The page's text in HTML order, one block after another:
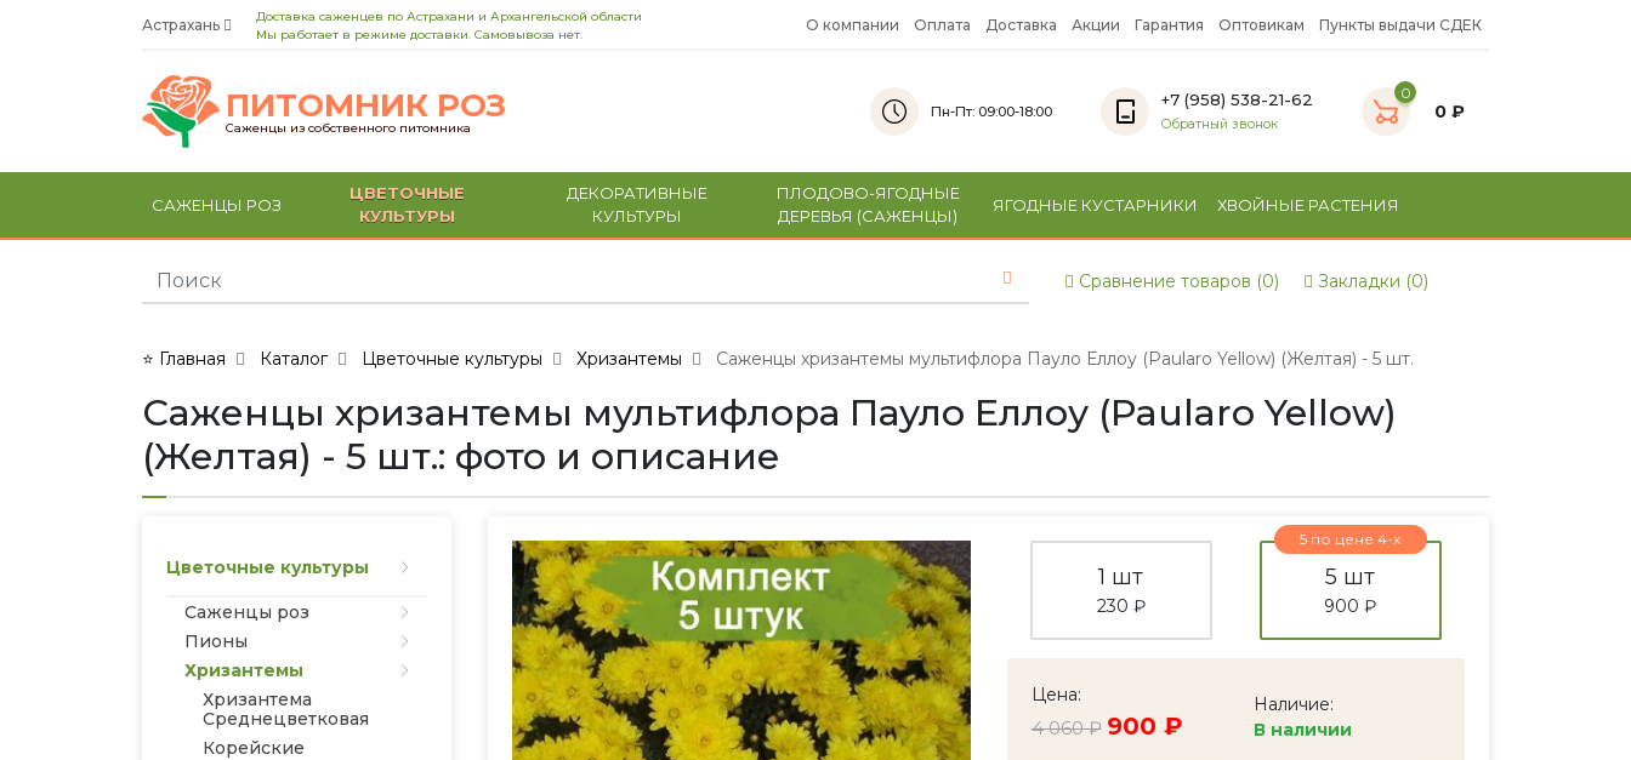
Астрахань
Доставка саженцев по Астрахани и Архангельской области
Мы работает в режиме доставки. Самовывоза нет.
О компании Оплата Доставка Акции Гарантия Оптовикам Пункты выдачи СДЕК
ПИТОМНИК РОЗ
Саженцы из собственного питомника
Пн-Пт: 09:00-18:00
+7 (958) 538-21-62
Обратный звонок
0
0 ₽
САЖЕНЦЫ РОЗ
ЦВЕТОЧНЫЕ
КУЛЬТУРЫ
ДЕКОРАТИВНЫЕ
КУЛЬТУРЫ
ПЛОДОВО-ЯГОДНЫЕ
ДЕРЕВЬЯ (САЖЕНЦЫ)
ЯГОДНЫЕ КУСТАРНИКИ ХВОЙНЫЕ РАСТЕНИЯ
Сравнение товаров (0) Закладки (0)
⭐ Главная Каталог Цветочные культуры Хризантемы Саженцы хризантемы мультифлора Пауло Еллоу (Paularo Yellow) (Желтая) - 5 шт.
Саженцы хризантемы мультифлора Пауло Еллоу (Paularo Yellow)
(Желтая) - 5 шт.: фото и описание
Цветочные культуры
Саженцы роз
Пионы
Хризантемы
Хризантема
Среднецветковая
Корейские
1 шт
230 ₽
5 по цене 4-х
5 шт
900 ₽
Цена:
4 060 ₽ 900 ₽
Наличие:
В наличии